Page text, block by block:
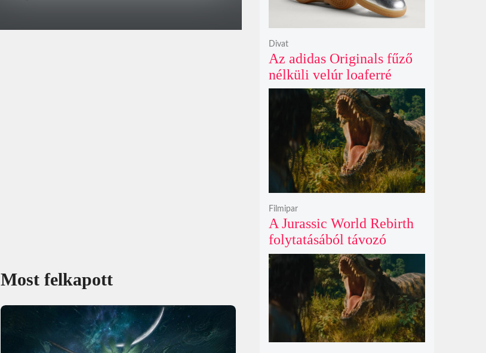
Most felkapott
Az adidas Originals fűző
nélküli velúr loaferré
alakította a legendás
Handball Spezial modellt
Divat
A Jurassic World Rebirth
folytatásából távozó
Gareth Edwards mögött
kreatív ellentétek és AI-
vita is állhat
Filmipar